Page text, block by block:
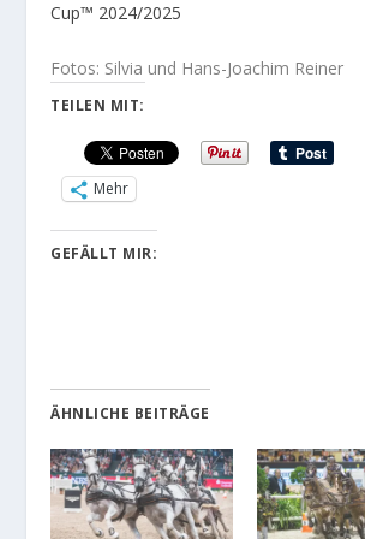
Cup™ 2024/2025
Fotos: Silvia und Hans-Joachim Reiner
TEILEN MIT:
Mehr
GEFÄLLT MIR:
ÄHNLICHE BEITRÄGE